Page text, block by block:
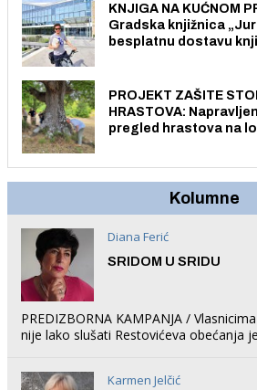
KNJIGA NA KUĆNOM
Gradska knjižnica
besplatnu dostavu
PROJEKT ZAŠITE
HRASTOVA:
pregled hrastova na
Kolumne
Diana Ferić
SRIDOM U SRIDU
PREDIZBORNA KAMPANJA /
nije lako slušati Restovićeva obećanja
Karmen Jelčić